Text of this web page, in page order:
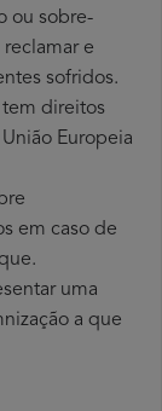
ou sobre-
e
sofridos.
tem direitos
Europeia
em caso de
uma
a que